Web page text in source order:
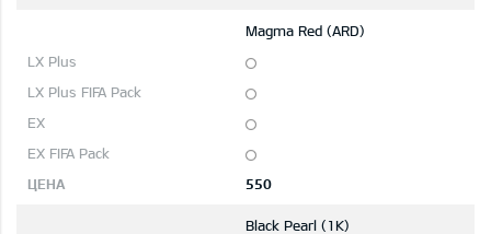
Magma Red (ARD)
550
Black Pearl (1K)